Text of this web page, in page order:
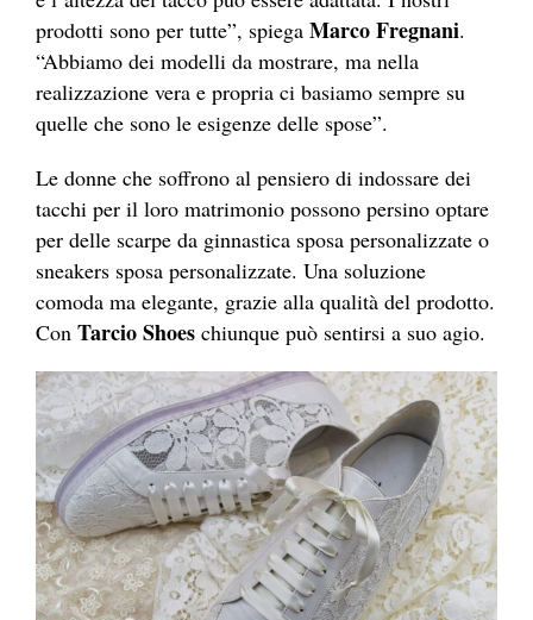
prodotti sono per tutte”, spiega Marco Fregnani.
“Abbiamo dei modelli da mostrare, ma nella
realizzazione vera e propria ci basiamo sempre su
quelle che sono le esigenze delle spose”.
Le donne che soffrono al pensiero di indossare dei
tacchi per il loro matrimonio possono persino optare
per delle scarpe da ginnastica sposa personalizzate o
sneakers sposa personalizzate. Una soluzione
comoda ma elegante, grazie alla qualità del prodotto.
Con Tarcio Shoes chiunque può sentirsi a suo agio.